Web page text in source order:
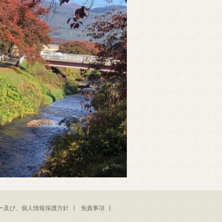
及び、個人情報保護方針 免責事項